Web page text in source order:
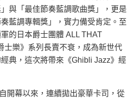
」與「最佳節奏藍調歌曲獎」，更是
藍調專輯獎」，實力備受肯定。至
的日本爵士團體 ALL THAT
士樂》系列長賣不衰，成為新世代
典，這次將帶來《Ghibli Jazz》經
開幕以來，連續拋出豪華卡司，從